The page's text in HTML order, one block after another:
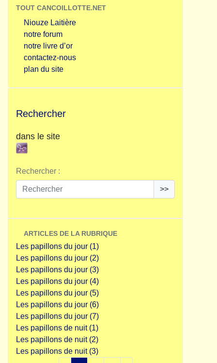
TOUT CANCOILLOTTE.NET
Niouze Laitière
notre forum
notre livre d’or
contactez-nous
plan du site
Rechercher
dans le site
Rechercher :
>>
ARTICLES DE LA RUBRIQUE
Les papillons du jour (1)
Les papillons du jour (2)
Les papillons du jour (3)
Les papillons du jour (4)
Les papillons du jour (5)
Les papillons du jour (6)
Les papillons du jour (7)
Les papillons de nuit (1)
Les papillons de nuit (2)
Les papillons de nuit (3)